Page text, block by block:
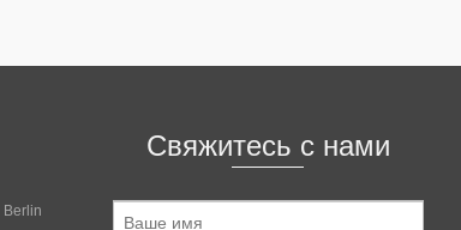
Berlin
Свяжитесь с нами